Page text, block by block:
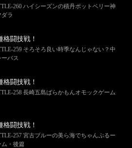
260 ハイシーズンの積丹ポットベリー神
ダラ
格闘技戦！
259 そろそろ良い時季なんじゃない？中
バス
格闘技戦！
258 長崎五島ばらかもんオモックゲーム
格闘技戦！
257 宮古ブルーの美ら海でちゃんぷるー
ム・後篇